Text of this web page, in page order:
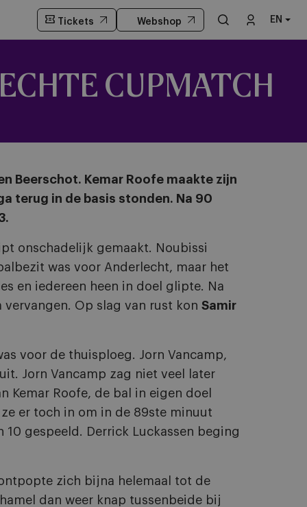
Tickets Webshop EN
CUPMATCH
Beerschot. Kemar Roofe maakte zijn
terug in de basis stonden. Na 90
onschadelijk gemaakt. Noubissi
was voor Anderlecht, maar het
en iedereen heen in doel glipte. Na
vervangen. Op slag van rust kon Samir
voor de thuisploeg. Jorn Vancamp,
Jorn Vancamp zag niet veel later
Kemar Roofe, de bal in eigen doel
er toch in om in de 89ste minuut
gespeeld. Derrick Luckassen beging
zich bijna helemaal tot de
dan weer knap tussenbeide bij